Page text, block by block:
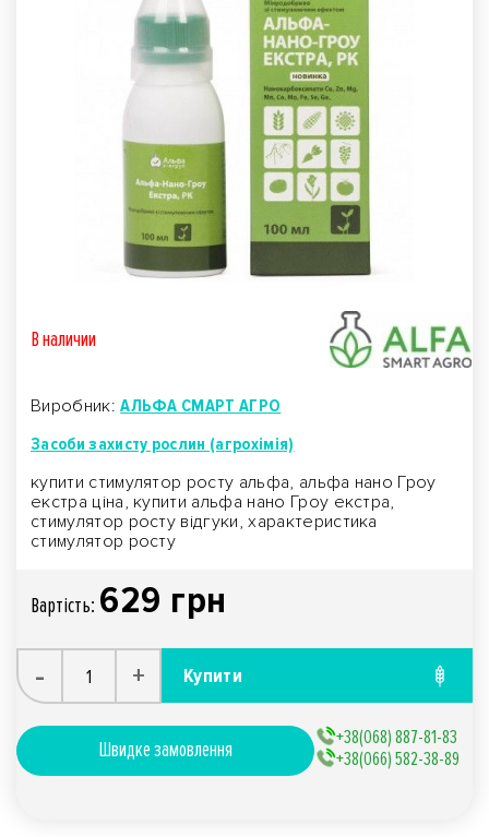
В наличии
Виробник:АЛЬФА СМАРТ АГРО
Засоби захисту рослин (агрохімія)
купити стимулятор росту альфа, альфа нано Гроу
екстра ціна, купити альфа нано Гроу екстра,
стимулятор росту відгуки, характеристика
стимулятор росту
Вартiсть: 629 грн
- + Купити
Швидке замовлення
+38(068) 887-81-83
+38(066) 582-38-89